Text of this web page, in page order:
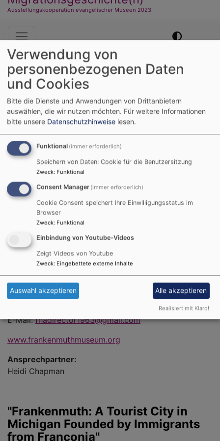
Ausstellungskooperation evangelischer Museen 2023
Hauptnavigation
Startseite
Frankenmuth Historical Museum
(Michigan/USA)
Slovenian
Romanian
Hungarian
French
English
German
Frankenmuth
Historical Museum
(Michigan/USA)
613 S. Main St
Frankenmuth, MI 48734
E-Mail:fhadirector1963@gmail.com
www.frankenmuthmuseum.org
Ansprechpartner:
Heidi Chapman
"Frankenmuth: A Tourist City in
Michigan Founded by Immigrants
from Franconia"
Verwendung von
personenbezogenen Daten
und Cookies
Bitte die Dienste und Anwendungen von Drittanbietern
auswählen, die wir nutzen möchten. Für weitere Informationen
bitte unsere Datenschutzhinweise lesen.
Funktional (immer erforderlich)
Speichern von Daten: Cookie für die Benutzersitzung
Zweck: Funktional
Consent Manager (immer erforderlich)
Cookie Consent speichert Ihre Einwilligungsstatus im
Browser
Zweck: Funktional
Einbindung von Youtube-Videos
Zeigt Videos von Youtube
Zweck: Eingebettete externe Inhalte
Auswahl akzeptieren Alle akzeptieren
Realisiert mit Klaro!